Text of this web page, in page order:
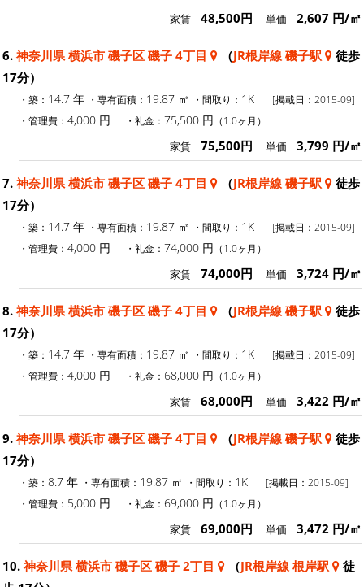
家賃 48,500円 単価 2,607 円/㎡
6. 神奈川県 横浜市 磯子区 磯子 4丁目 （JR根岸線 磯子駅
徒歩
17分）
・築： 14.7 年 ・専有面積： 19.87 ㎡ ・間取り： 1K
[掲載日：2015-09]
・管理費： 4,000 円 ・礼金： 75,500 円 （1.0ヶ月）
家賃 75,500円 単価 3,799 円/㎡
7. 神奈川県 横浜市 磯子区 磯子 4丁目 （JR根岸線 磯子駅
徒歩
17分）
・築： 14.7 年 ・専有面積： 19.87 ㎡ ・間取り： 1K
[掲載日：2015-09]
・管理費： 4,000 円 ・礼金： 74,000 円 （1.0ヶ月）
家賃 74,000円 単価 3,724 円/㎡
8. 神奈川県 横浜市 磯子区 磯子 4丁目 （JR根岸線 磯子駅
徒歩
17分）
・築： 14.7 年 ・専有面積： 19.87 ㎡ ・間取り： 1K
[掲載日：2015-09]
・管理費： 4,000 円 ・礼金： 68,000 円 （1.0ヶ月）
家賃 68,000円 単価 3,422 円/㎡
9. 神奈川県 横浜市 磯子区 磯子 4丁目 （JR根岸線 磯子駅
徒歩
17分）
・築： 8.7 年 ・専有面積： 19.87 ㎡ ・間取り： 1K
[掲載日：2015-09]
・管理費： 5,000 円 ・礼金： 69,000 円 （1.0ヶ月）
家賃 69,000円 単価 3,472 円/㎡
10. 神奈川県 横浜市 磯子区 磯子 2丁目 （JR根岸線 根岸駅
徒